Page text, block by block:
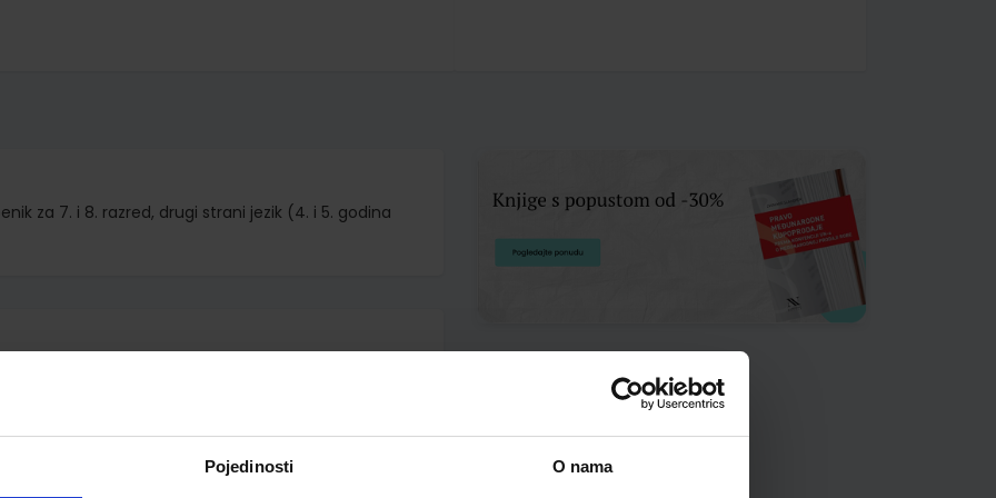
Pojedinosti O nama
za 7. i 8. razred, drugi strani jezik (4. i 5. godina
d.o.o.
Fruen